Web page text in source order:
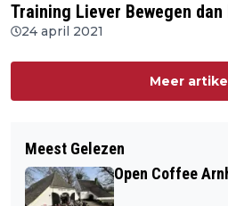
Training Liever Bewegen
24 april 2021
Meer
Meest Gelezen
Open Coffee